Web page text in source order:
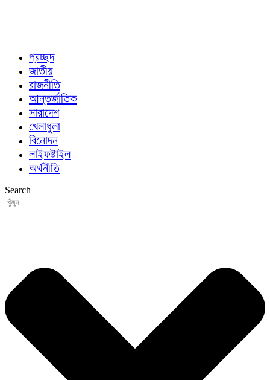
প্রচ্ছদ
জাতীয়
রাজনীতি
আন্তর্জাতিক
সারাদেশ
খেলাধুলা
বিনোদন
লাইফষ্টাইল
অর্থনীতি
Search